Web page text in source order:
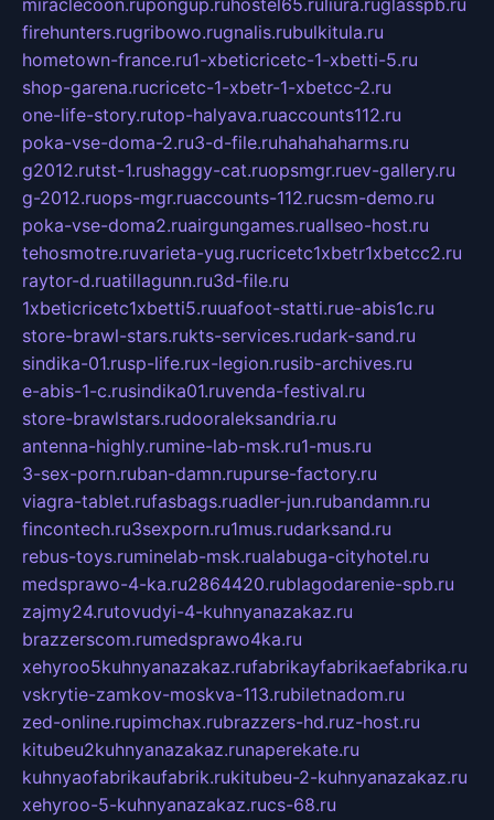
miraclecoon.rupongup.ruhostel65.ruliura.ruglasspb.ru
firehunters.rugribowo.rugnalis.rubulkitula.ru
hometown-france.ru1-xbeticricetc-1-xbetti-5.ru
shop-garena.rucricetc-1-xbetr-1-xbetcc-2.ru
one-life-story.rutop-halyava.ruaccounts112.ru
poka-vse-doma-2.ru3-d-file.ruhahahaharms.ru
g2012.rutst-1.rushaggy-cat.ruopsmgr.ruev-gallery.ru
g-2012.ruops-mgr.ruaccounts-112.rucsm-demo.ru
poka-vse-doma2.ruairgungames.ruallseo-host.ru
tehosmotre.ruvarieta-yug.rucricetc1xbetr1xbetcc2.ru
raytor-d.ruatillagunn.ru3d-file.ru
1xbeticricetc1xbetti5.ruuafoot-statti.rue-abis1c.ru
store-brawl-stars.rukts-services.rudark-sand.ru
sindika-01.rusp-life.rux-legion.rusib-archives.ru
e-abis-1-c.rusindika01.ruvenda-festival.ru
store-brawlstars.rudooraleksandria.ru
antenna-highly.rumine-lab-msk.ru1-mus.ru
3-sex-porn.ruban-damn.rupurse-factory.ru
viagra-tablet.rufasbags.ruadler-jun.rubandamn.ru
fincontech.ru3sexporn.ru1mus.rudarksand.ru
rebus-toys.ruminelab-msk.rualabuga-cityhotel.ru
medsprawo-4-ka.ru2864420.rublagodarenie-spb.ru
zajmy24.rutovudyi-4-kuhnyanazakaz.ru
brazzerscom.rumedsprawo4ka.ru
xehyroo5kuhnyanazakaz.rufabrikayfabrikaefabrika.ru
vskrytie-zamkov-moskva-113.rubiletnadom.ru
zed-online.rupimchax.rubrazzers-hd.ruz-host.ru
kitubeu2kuhnyanazakaz.runaperekate.ru
kuhnyaofabrikaufabrik.rukitubeu-2-kuhnyanazakaz.ru
xehyroo-5-kuhnyanazakaz.rucs-68.ru